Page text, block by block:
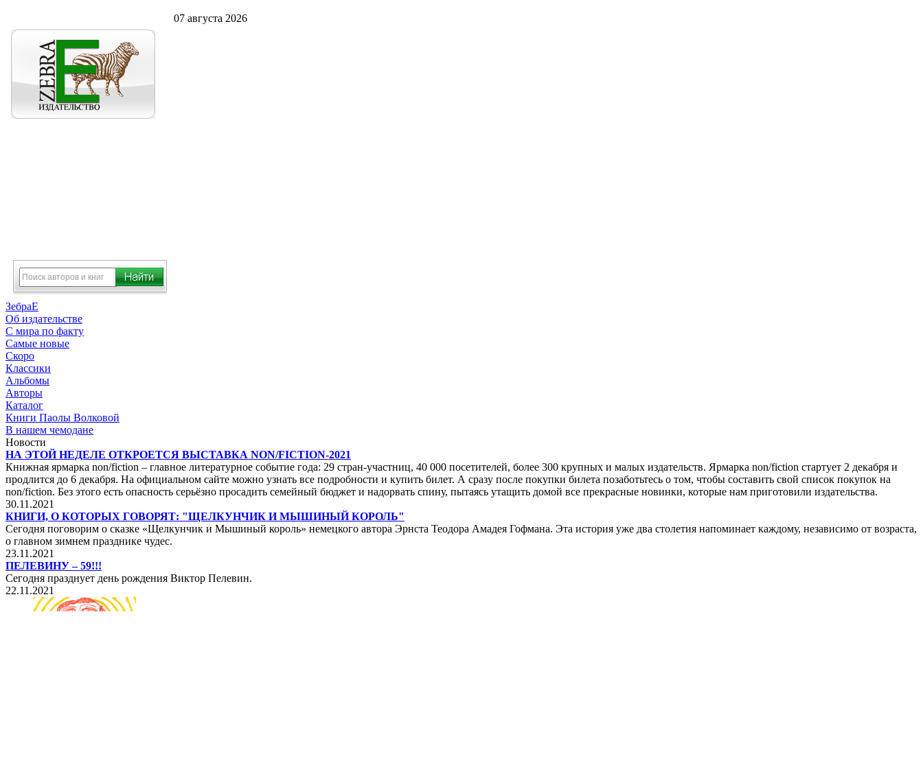
07 августа 2026
ЗебраЕ
Об издательстве
С мира по факту
Самые новые
Скоро
Классики
Альбомы
Авторы
Каталог
Книги Паолы Волковой
В нашем чемодане
Новости
НА ЭТОЙ НЕДЕЛЕ ОТКРОЕТСЯ ВЫСТАВКА NON/FICTION-2021
Книжная ярмарка non/fiction – главное литературное событие года: 29 стран-участниц, 40 000 посетителей, более 300 крупных и малых издательств. Ярмарка non/fiction стартует 2 декабря и
продлится до 6 декабря. На официальном сайте можно узнать все подробности и купить билет. А сразу после покупки билета позаботьтесь о том, чтобы составить свой список покупок на
non/fiction. Без этого есть опасность серьёзно просадить семейный бюджет и надорвать спину, пытаясь утащить домой все прекрасные новинки, которые нам приготовили издательства.
30.11.2021
КНИГИ, О КОТОРЫХ ГОВОРЯТ: "ЩЕЛКУНЧИК И МЫШИНЫЙ КОРОЛЬ"
Сегодня поговорим о сказке «Щелкунчик и Мышиный король» немецкого автора Эрнста Теодора Амадея Гофмана. Эта история уже два столетия напоминает каждому, независимо от возраста,
о главном зимнем празднике чудес.
23.11.2021
ПЕЛЕВИНУ – 59!!!
Сегодня празднует день рождения Виктор Пелевин.
22.11.2021